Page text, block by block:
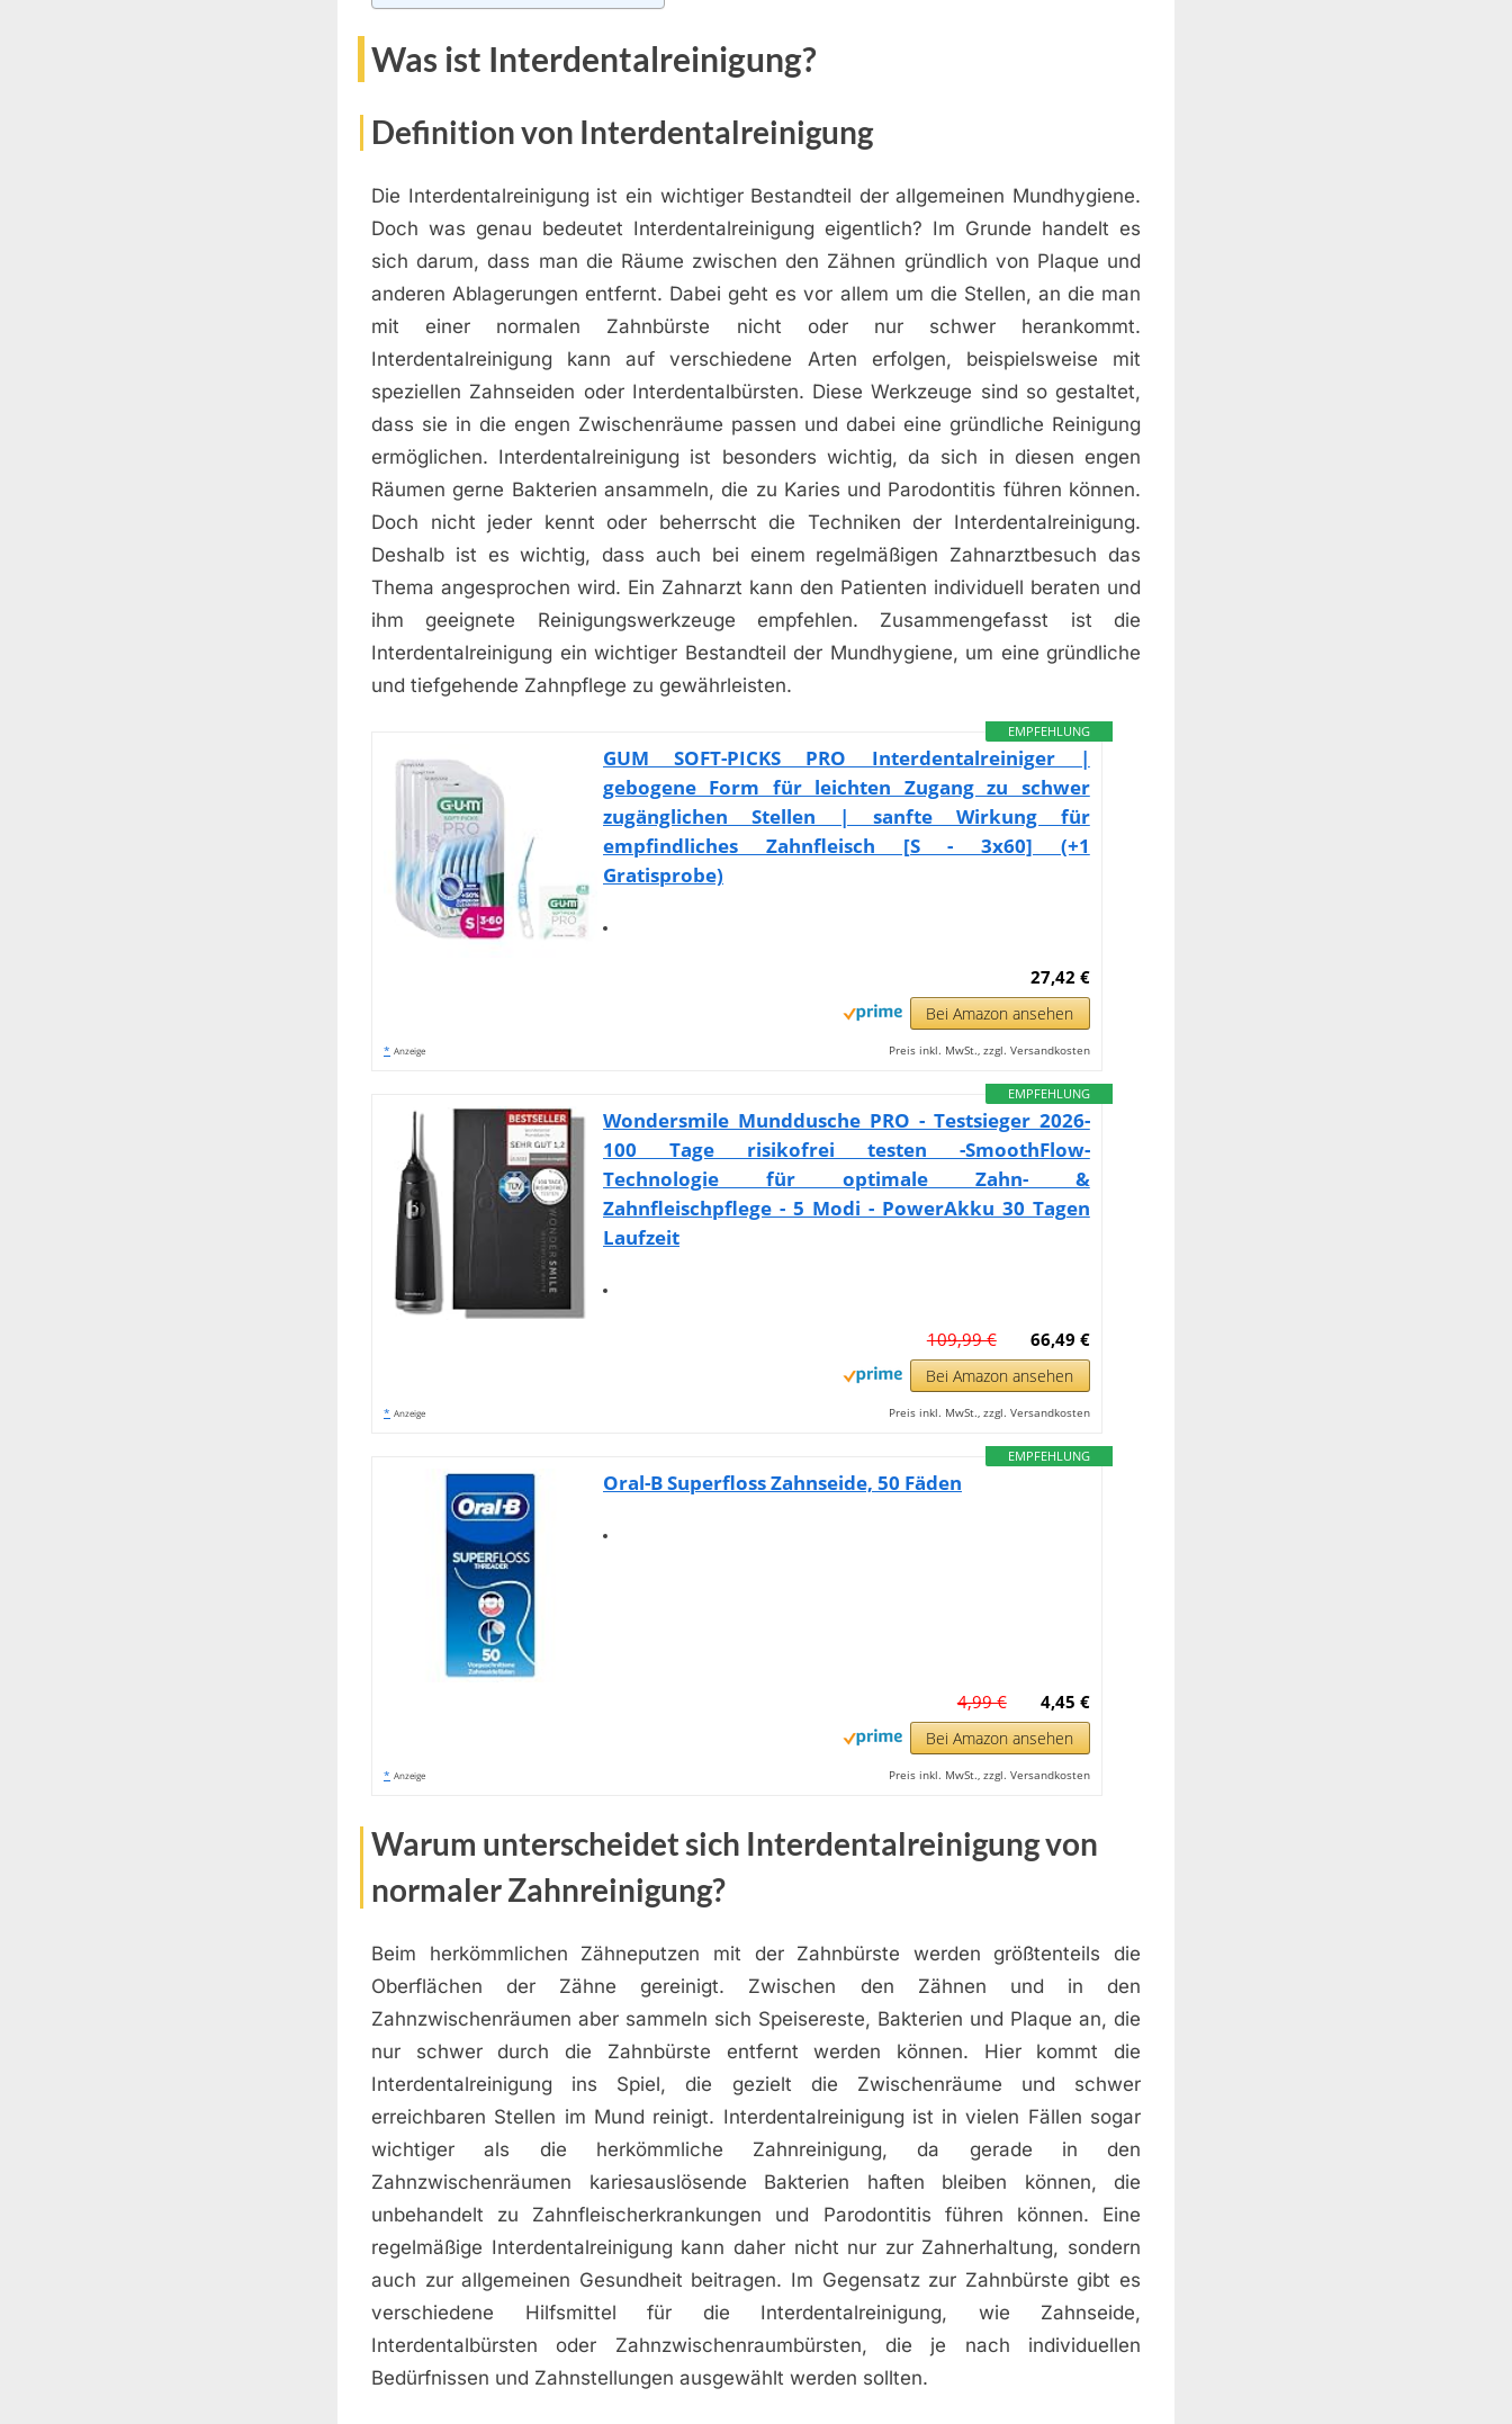
Was ist Interdentalreinigung?
Definition von Interdentalreinigung
Die Interdentalreinigung ist ein wichtiger Bestandteil der allgemeinen Mundhygiene.
Doch was genau bedeutet Interdentalreinigung eigentlich? Im Grunde handelt es
sich darum, dass man die Räume zwischen den Zähnen gründlich von Plaque und
anderen Ablagerungen entfernt. Dabei geht es vor allem um die Stellen, an die man
mit einer normalen Zahnbürste nicht oder nur schwer herankommt.
Interdentalreinigung kann auf verschiedene Arten erfolgen, beispielsweise mit
speziellen Zahnseiden oder Interdentalbürsten. Diese Werkzeuge sind so gestaltet,
dass sie in die engen Zwischenräume passen und dabei eine gründliche Reinigung
ermöglichen. Interdentalreinigung ist besonders wichtig, da sich in diesen engen
Räumen gerne Bakterien ansammeln, die zu Karies und Parodontitis führen können.
Doch nicht jeder kennt oder beherrscht die Techniken der Interdentalreinigung.
Deshalb ist es wichtig, dass auch bei einem regelmäßigen Zahnarztbesuch das
Thema angesprochen wird. Ein Zahnarzt kann den Patienten individuell beraten und
ihm geeignete Reinigungswerkzeuge empfehlen. Zusammengefasst ist die
Interdentalreinigung ein wichtiger Bestandteil der Mundhygiene, um eine gründliche
und tiefgehende Zahnpflege zu gewährleisten.
EMPFEHLUNG
GUM SOFT-PICKS PRO Interdentalreiniger |
gebogene Form für leichten Zugang zu schwer
zugänglichen Stellen | sanfte Wirkung für
empfindliches Zahnfleisch [S - 3x60] (+1
Gratisprobe)
27,42 €
Bei Amazon ansehen
* Anzeige Preis inkl. MwSt., zzgl. Versandkosten
EMPFEHLUNG
Wondersmile Munddusche PRO - Testsieger 2026-
100 Tage risikofrei testen -SmoothFlow-
Technologie für optimale Zahn- &
Zahnfleischpflege - 5 Modi - PowerAkku 30 Tagen
Laufzeit
66,49 €
109,99 €
Bei Amazon ansehen
* Anzeige Preis inkl. MwSt., zzgl. Versandkosten
EMPFEHLUNG
Oral-B Superfloss Zahnseide, 50 Fäden
4,45 €
4,99 €
Bei Amazon ansehen
* Anzeige Preis inkl. MwSt., zzgl. Versandkosten
Warum unterscheidet sich Interdentalreinigung von
normaler Zahnreinigung?
Beim herkömmlichen Zähneputzen mit der Zahnbürste werden größtenteils die
Oberflächen der Zähne gereinigt. Zwischen den Zähnen und in den
Zahnzwischenräumen aber sammeln sich Speisereste, Bakterien und Plaque an, die
nur schwer durch die Zahnbürste entfernt werden können. Hier kommt die
Interdentalreinigung ins Spiel, die gezielt die Zwischenräume und schwer
erreichbaren Stellen im Mund reinigt. Interdentalreinigung ist in vielen Fällen sogar
wichtiger als die herkömmliche Zahnreinigung, da gerade in den
Zahnzwischenräumen kariesauslösende Bakterien haften bleiben können, die
unbehandelt zu Zahnfleischerkrankungen und Parodontitis führen können. Eine
regelmäßige Interdentalreinigung kann daher nicht nur zur Zahnerhaltung, sondern
auch zur allgemeinen Gesundheit beitragen. Im Gegensatz zur Zahnbürste gibt es
verschiedene Hilfsmittel für die Interdentalreinigung, wie Zahnseide,
Interdentalbürsten oder Zahnzwischenraumbürsten, die je nach individuellen
Bedürfnissen und Zahnstellungen ausgewählt werden sollten.